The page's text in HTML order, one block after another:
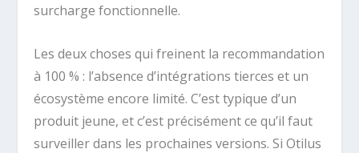
surcharge fonctionnelle.
Les deux choses qui freinent la recommandation
à 100 % : l’absence d’intégrations tierces et un
écosystème encore limité. C’est typique d’un
produit jeune, et c’est précisément ce qu’il faut
surveiller dans les prochaines versions. Si Otilus